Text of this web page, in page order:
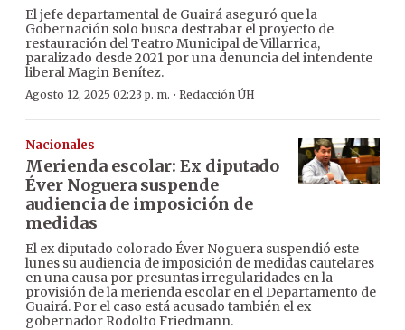
El jefe departamental de Guairá aseguró que la
Gobernación solo busca destrabar el proyecto de
restauración del Teatro Municipal de Villarrica,
paralizado desde 2021 por una denuncia del intendente
liberal Magin Benítez.
Agosto 12, 2025 02:23 p. m. · Redacción ÚH
Nacionales
Merienda escolar: Ex diputado
Éver Noguera suspende
audiencia de imposición de
medidas
El ex diputado colorado Éver Noguera suspendió este
lunes su audiencia de imposición de medidas cautelares
en una causa por presuntas irregularidades en la
provisión de la merienda escolar en el Departamento de
Guairá. Por el caso está acusado también el ex
gobernador Rodolfo Friedmann.